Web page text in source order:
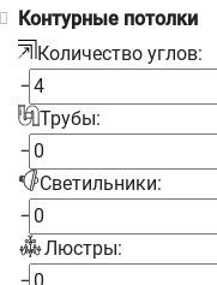
Контурные потолки
Количество углов:
−
Трубы:
−
Светильники:
−
Люстры: